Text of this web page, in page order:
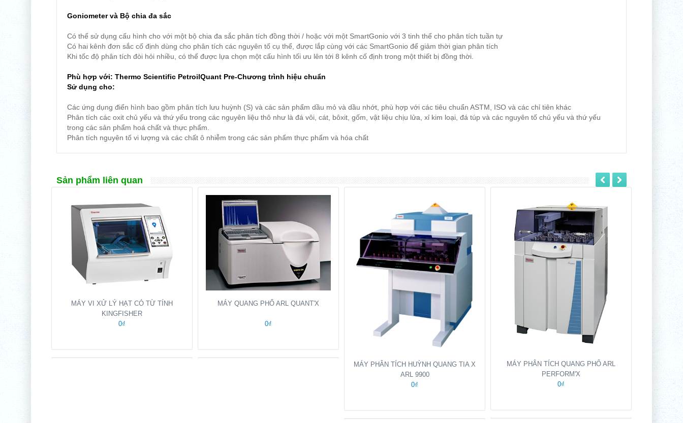
Goniometer và Bộ chia đa sắc
Có thể sử dụng cấu hình cho với một bộ chia đa sắc phân tích đồng thời / hoặc với một SmartGonio với 3 tinh thể cho phân tích tuần tự
Có hai kênh đơn sắc cố định dùng cho phân tích các nguyên tố cụ thể, được lắp cùng với các SmartGonio để giảm thời gian phân tích
Khi tốc độ phân tích đòi hỏi nhiều, có thể được lựa chọn một cấu hình tối ưu lên tới 8 kênh cố định trong một thiết bị đồng thời.
Phù hợp với: Thermo Scientific PetroilQuant Pre-Chương trình hiệu chuẩn
Sử dụng cho:
Các ứng dụng điển hình bao gồm phân tích lưu huỳnh (S) và các sản phẩm dầu mỏ và dầu nhớt, phù hợp với các tiêu chuẩn ASTM, ISO và các chỉ tiên khác
Phân tích các oxit chủ yếu và thứ yếu trong các nguyên liệu thô như là đá vôi, cát, bôxit, gốm, vật liệu chịu lửa, xỉ kim loại, đá túp và các nguyên tố chủ yếu và thứ yếu
trong các sản phẩm hoá chất và thực phẩm.
Phân tích nguyên tố vi lượng và các chất ô nhiễm trong các sản phẩm thực phẩm và hóa chất
Sản phẩm liên quan
MÁY VI XỬ LÝ HẠT CÓ TỪ TÍNH
KINGFISHER
0₫
MÁY QUANG PHỔ ARL QUANT'X
0₫
MÁY PHÂN TÍCH HUỲNH QUANG TIA X
ARL 9900
0₫
MÁY PHÂN TÍCH QUANG PHỔ ARL
PERFORM'X
0₫